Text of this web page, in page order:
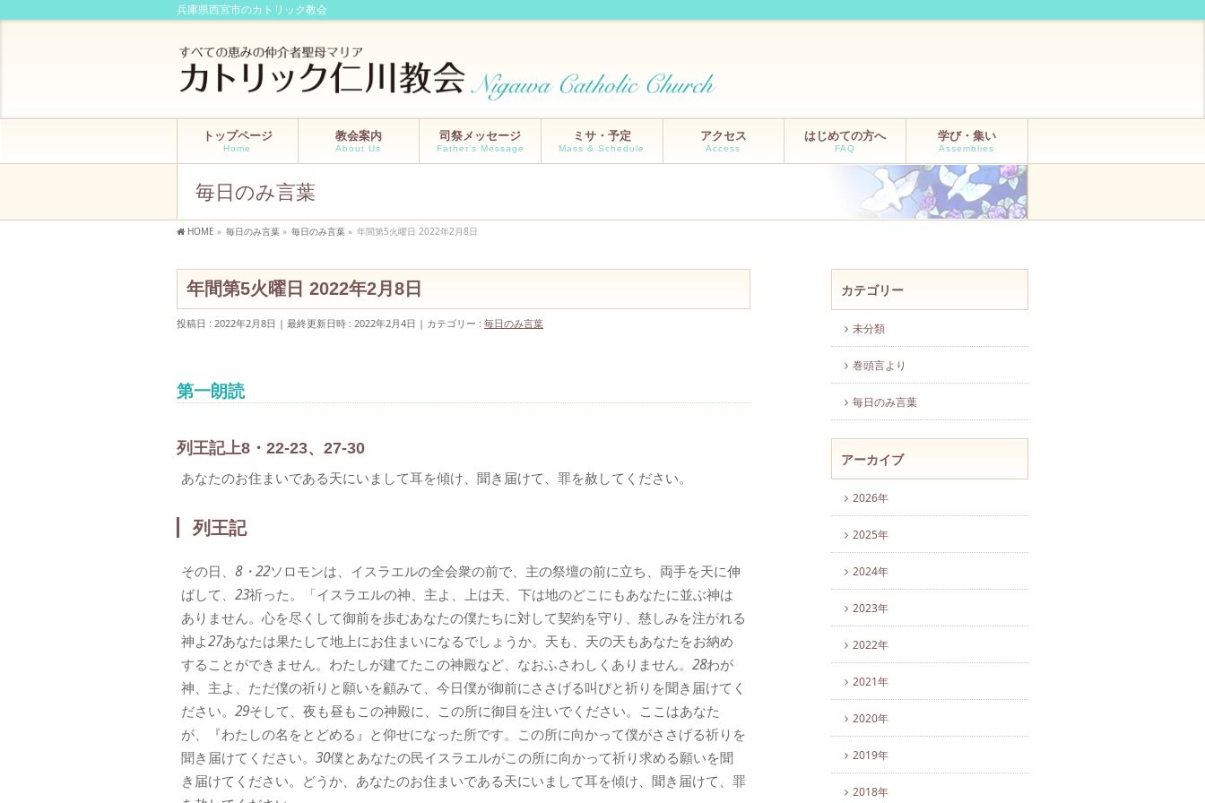
兵庫県西宮市のカトリック教会
トップページ
Home
教会案内
About Us
司祭メッセージ
Father’s Message
ミサ・予定
Mass & Schedule
アクセス
Access
はじめての方へ
FAQ
学び・集い
Assemblies
毎日のみ言葉
HOME » 毎日のみ言葉 » 毎日のみ言葉 » 年間第5火曜日 2022年2月8日
年間第5火曜日 2022年2月8日
投稿日 : 2022年2月8日 最終更新日時 : 2022年2月4日 カテゴリー : 毎日のみ言葉
第一朗読
列王記上8・22-23、27-30
あなたのお住まいである天にいまして耳を傾け、聞き届けて、罪を赦してください。
列王記
その日、 8・22ソロモンは、イスラエルの全会衆の前で、主の祭壇の前に立ち、両手を天に伸
ばして、 23祈った。「イスラエルの神、主よ、上は天、下は地のどこにもあなたに並ぶ神は
ありません。心を尽くして御前を歩むあなたの僕たちに対して契約を守り、慈しみを注がれる
神よ27あなたは果たして地上にお住まいになるでしょうか。天も、天の天もあなたをお納め
することができません。わたしが建てたこの神殿など、なおふさわしくありません。 28わが
神、主よ、ただ僕の祈りと願いを顧みて、今日僕が御前にささげる叫びと祈りを聞き届けてく
ださい。 29そして、夜も昼もこの神殿に、この所に御目を注いでください。ここはあなた
が、『わたしの名をとどめる』と仰せになった所です。この所に向かって僕がささげる祈りを
聞き届けてください。 30僕とあなたの民イスラエルがこの所に向かって祈り求める願いを聞
き届けてください。どうか、あなたのお住まいである天にいまして耳を傾け、聞き届けて、罪
カテゴリー
未分類
巻頭言より
毎日のみ言葉
アーカイブ
2026年
2025年
2024年
2023年
2022年
2021年
2020年
2019年
2018年